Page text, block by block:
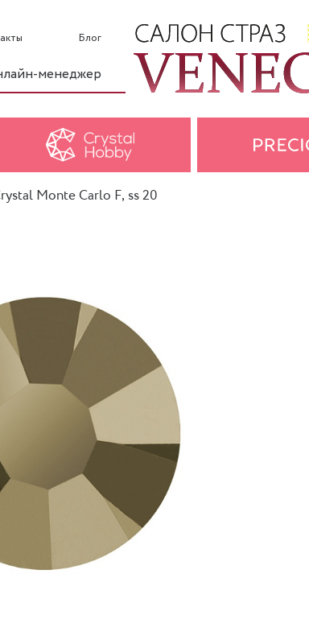
Блог
менеджер
Monte Carlo F, ss 20